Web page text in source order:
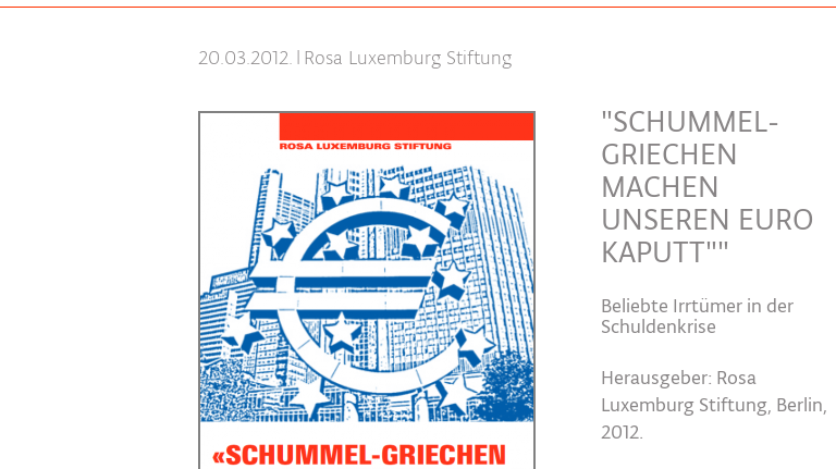
20.03.2012. | Rosa Luxemburg Stiftung
"SCHUMMEL-
GRIECHEN
MACHEN
UNSEREN EURO
KAPUTT""
Beliebte Irrtümer in der
Schuldenkrise
Herausgeber: Rosa
Luxemburg Stiftung, Berlin,
2012.